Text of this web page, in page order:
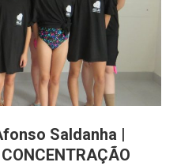
Saldanha |